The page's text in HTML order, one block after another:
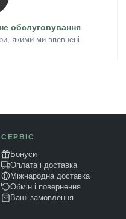
обслуговування
якими ми впевнені
СЕРВІС
Бонуси
Оплата і доставка
Міжнародна доставка
Обмін і повернення
Ваші замовлення